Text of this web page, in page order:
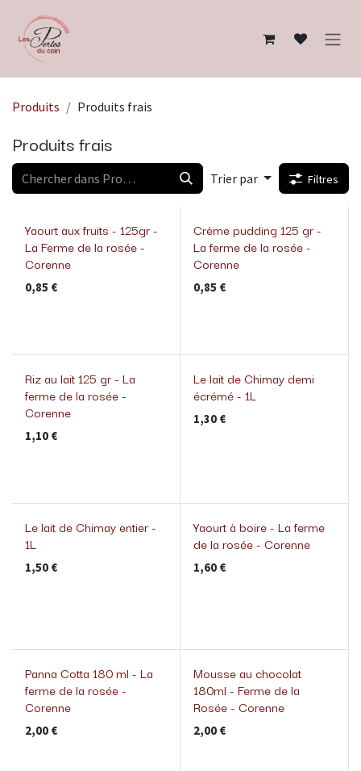
Produits Produits frais
Produits frais
Trier par Filtres
Yaourt aux fruits - 125gr -
La Ferme de la rosée -
Corenne
0,85 €
Crème pudding 125 gr -
La ferme de la rosée -
Corenne
0,85 €
Riz au lait 125 gr - La
ferme de la rosée -
Corenne
1,10 €
Le lait de Chimay demi
écrémé - 1L
1,30€
Le lait de Chimay entier -
1L
1,50 €
Yaourt à boire - La ferme
de la rosée - Corenne
1,60€
Panna Cotta 180 ml - La
ferme de la rosée -
Corenne
2,00 €
Mousse au chocolat
180ml - Ferme de la
Rosée - Corenne
2,00€